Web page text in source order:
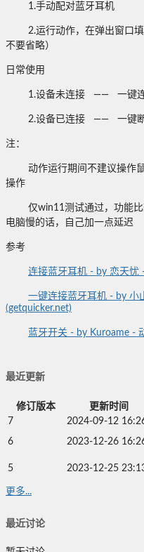
1.手动配对蓝牙耳机
2.运行动作，在弹出窗口填
不要省略）
日常使用
1.设备未连接 —— 一键连
2.设备已连接 —— 一键断
注：
动作运行期间不建议操作鼠
操作
仅win11测试通过，功能比
电脑慢的话，自己加一点延迟
参考
连接蓝牙耳机 - by 恋天忧
一键连接蓝牙耳机 - by 小
(getquicker.net)
蓝牙开关 - by Kuroame -
最近更新
修订版本 更新时间
7
2024-09-12
6 2023-12-26
5 2023-12-25
更多...
最近讨论